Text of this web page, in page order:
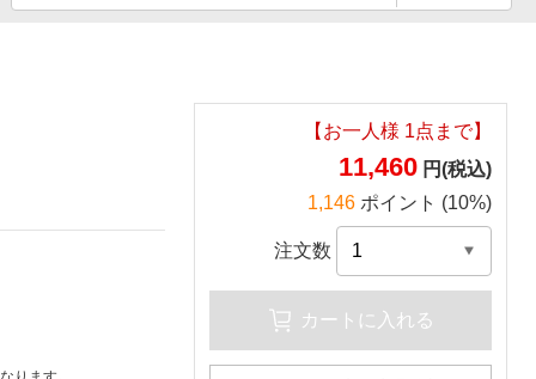
【お一人様 1点まで】
11,460 円(税込)
1,146 ポイント (10%)
注文数
カートに入れる